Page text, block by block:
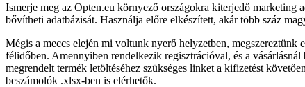
Ismerje meg az Opten.eu környező országokra kiterjedő
bővítheti adatbázisát. Használja előre elkészített, akár több száz
Mégis a meccs elején mi voltunk nyerő helyzetben, megszereztünk
félidőben. Amennyiben rendelkezik regisztrációval, és a
megrendelt termék letöltéséhez szükséges linket a kifizetést
beszámolók .xlsx-ben is elérhetők.